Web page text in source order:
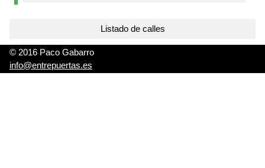
Listado de calles
© 2016 Paco Gabarro
info@entrepuertas.es